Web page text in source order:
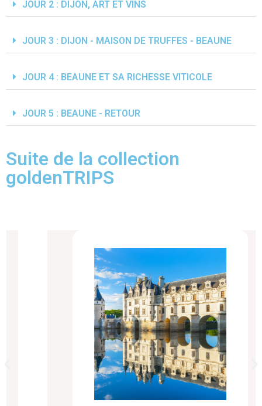
JOUR 2 : DIJON, ART ET VINS
JOUR 3 : DIJON - MAISON DE TRUFFES - BEAUNE
JOUR 4 : BEAUNE ET SA RICHESSE VITICOLE
JOUR 5 : BEAUNE - RETOUR
Suite de la collection
goldenTRIPS